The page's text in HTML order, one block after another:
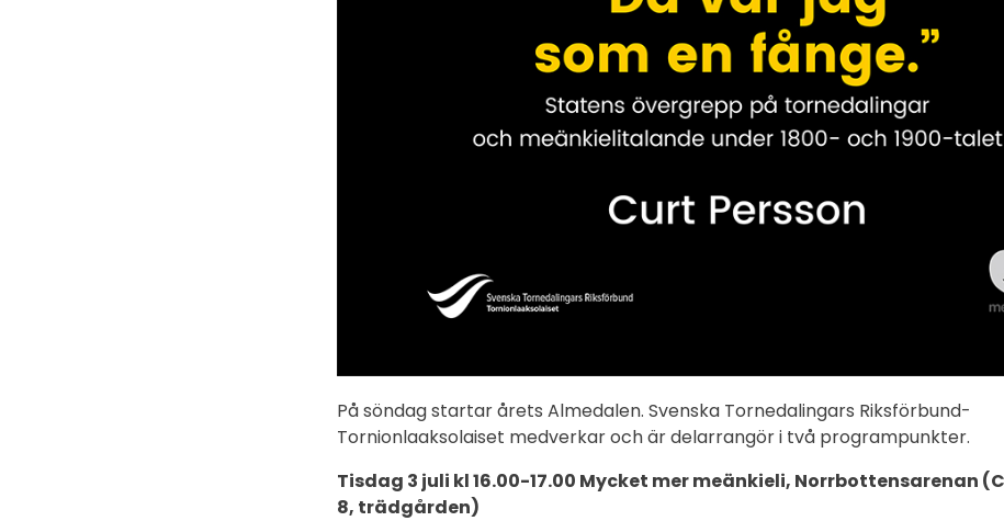
På söndag startar årets Almedalen. Svenska Tornedalingars Riksförbund-
Tornionlaaksolaiset medverkar och är delarrangör i två programpunkter.
Tisdag 3 juli kl 16.00-17.00 Mycket mer meänkieli, Norrbottensarenan
8, trädgården)